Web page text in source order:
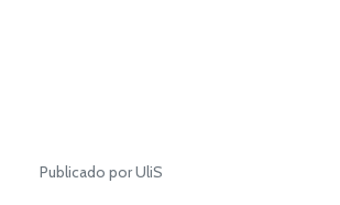
Publicado por UliS